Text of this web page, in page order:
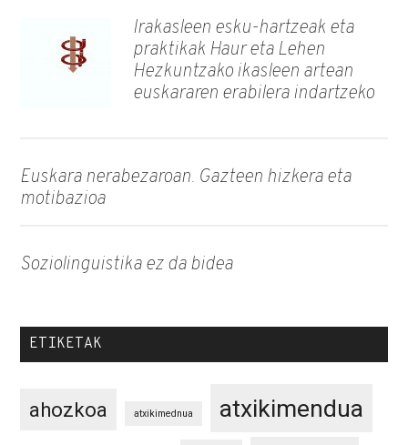
Irakasleen esku-hartzeak eta
praktikak Haur eta Lehen
Hezkuntzako ikasleen artean
euskararen erabilera indartzeko
Euskara nerabezaroan. Gazteen hizkera eta
motibazioa
Soziolinguistika ez da bidea
ETIKETAK
ahozkoa atxikimednua atxikimendua